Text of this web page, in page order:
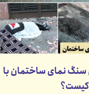
نمای ساختمان با
کیست؟